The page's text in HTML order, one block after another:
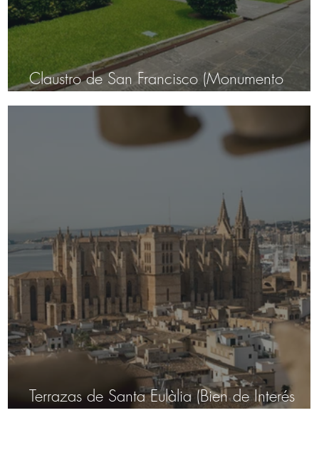
Claustro de San Francisco (Monumento
Terrazas de Santa Eulàlia (Bien de Interés